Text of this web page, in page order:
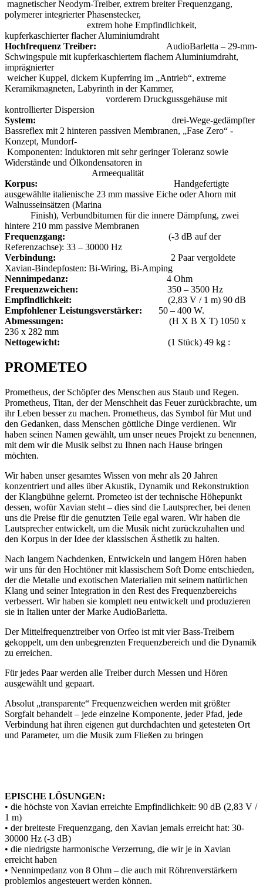
magnetischer Neodym-Treiber, extrem breiter Frequenzgang,
polymerer integrierter Phasenstecker,
extrem hohe Empfindlichkeit,
kupferkaschierter flacher Aluminiumdraht
Hochfrequenz Treiber: AudioBarletta – 29-mm-
Schwingspule mit kupferkaschiertem flachem Aluminiumdraht,
imprägnierter
weicher Kuppel, dickem Kupferring im „Antrieb“, extreme
Keramikmagneten, Labyrinth in der Kammer,
vorderem Druckgussgehäuse mit
kontrollierter Dispersion
System: drei-Wege-gedämpfter
Bassreflex mit 2 hinteren passiven Membranen, „Fase Zero“ -
Konzept, Mundorf-
Komponenten: Induktoren mit sehr geringer Toleranz sowie
Widerstände und Ölkondensatoren in
Armeequalität
Korpus: Handgefertigte
ausgewählte italienische 23 mm massive Eiche oder Ahorn mit
Walnusseinsätzen (Marina
Finish), Verbundbitumen für die innere Dämpfung, zwei
hintere 210 mm passive Membranen
Frequenzgang: (-3 dB auf der
Referenzachse): 33 – 30000 Hz
Verbindung:
2 Paar vergoldete
Xavian-Bindepfosten: Bi-Wiring, Bi-Amping
Nennimpedanz: 4 Ohm
Frequenzweichen: 350 – 3500 Hz
Empfindlichkeit: (2,83 V / 1 m) 90 dB
Empfohlener Leistungsverstärker: 50 – 400 W.
Abmessungen: (H X B X T) 1050 x
236 x 282 mm
Nettogewicht: (1 Stück) 49 kg :
PROMETEO
Prometheus, der Schöpfer des Menschen aus Staub und Regen.
Prometheus, Titan, der der Menschheit das Feuer zurückbrachte, um
ihr Leben besser zu machen. Prometheus, das Symbol für Mut und
den Gedanken, dass Menschen göttliche Dinge verdienen. Wir
haben seinen Namen gewählt, um unser neues Projekt zu benennen,
mit dem wir die Musik selbst zu Ihnen nach Hause bringen
möchten.
Wir haben unser gesamtes Wissen von mehr als 20 Jahren
konzentriert und alles über Akustik, Dynamik und Rekonstruktion
der Klangbühne gelernt. Prometeo ist der technische Höhepunkt
dessen, wofür Xavian steht – dies sind die Lautsprecher, bei denen
uns die Preise für die genutzten Teile egal waren. Wir haben die
Lautsprecher entwickelt, um die Musik nicht zurückzuhalten und
den Korpus in der Idee der klassischen Ästhetik zu halten.
Nach langem Nachdenken, Entwickeln und langem Hören haben
wir uns für den Hochtöner mit klassischem Soft Dome entschieden,
der die Metalle und exotischen Materialien mit seinem natürlichen
Klang und seiner Integration in den Rest des Frequenzbereichs
verbessert. Wir haben sie komplett neu entwickelt und produzieren
sie in Italien unter der Marke AudioBarletta.
Der Mittelfrequenztreiber von Orfeo ist mit vier Bass-Treibern
gekoppelt, um den unbegrenzten Frequenzbereich und die Dynamik
zu erreichen.
Für jedes Paar werden alle Treiber durch Messen und Hören
ausgewählt und gepaart.
Absolut „transparente“ Frequenzweichen werden mit größter
Sorgfalt behandelt – jede einzelne Komponente, jeder Pfad, jede
Verbindung hat ihren eigenen gut durchdachten und getesteten Ort
und Parameter, um die Musik zum Fließen zu bringen
EPISCHE LÖSUNGEN:
• die höchste von Xavian erreichte Empfindlichkeit: 90 dB (2,83 V /
1 m)
• der breiteste Frequenzgang, den Xavian jemals erreicht hat: 30-
30000 Hz (-3 dB)
• die niedrigste harmonische Verzerrung, die wir je in Xavian
erreicht haben
• Nennimpedanz von 8 Ohm – die auch mit Röhrenverstärkern
problemlos angesteuert werden können.